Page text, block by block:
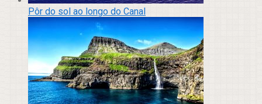
Pôr do sol ao longo do Canal